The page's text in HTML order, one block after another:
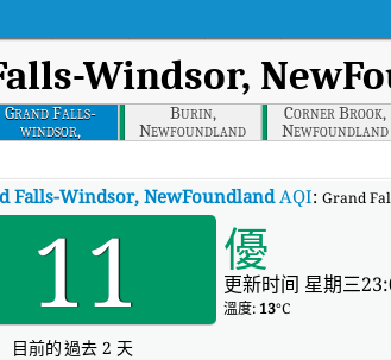
Windsor,
Grand Falls-
windsor,
Burin,
Newfoundland
Corner Brook,
Newfoundland
Falls-Windsor, NewFoundlandAQI: Grand
11 優
更新时间 星期三
溫度: 13°C
目前的過去 2 天